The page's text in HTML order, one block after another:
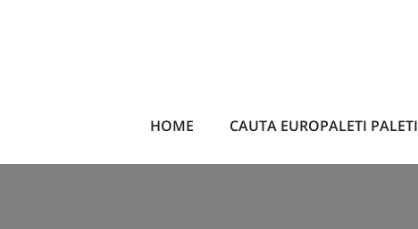
HOME CAUTA EUROPALETI PALETI